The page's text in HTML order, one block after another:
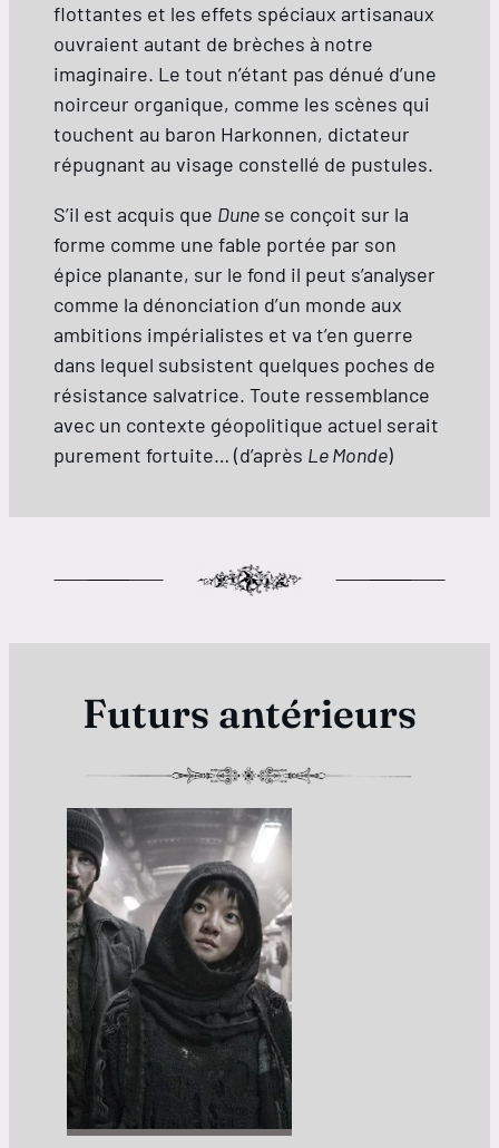
flottantes et les effets spéciaux artisanaux
ouvraient autant de brèches à notre
imaginaire. Le tout n’étant pas dénué d’une
noirceur organique, comme les scènes qui
touchent au baron Harkonnen, dictateur
répugnant au visage constellé de pustules.
S’il est acquis que Dune se conçoit sur la
forme comme une fable portée par son
épice planante, sur le fond il peut s’analyser
comme la dénonciation d’un monde aux
ambitions impérialistes et va t’en guerre
dans lequel subsistent quelques poches de
résistance salvatrice. Toute ressemblance
avec un contexte géopolitique actuel serait
purement fortuite… (d’après Le Monde)
Futurs antérieurs